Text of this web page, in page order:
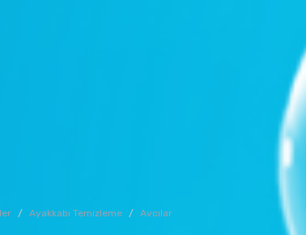
Ayakkabı Temizleme Avcılar